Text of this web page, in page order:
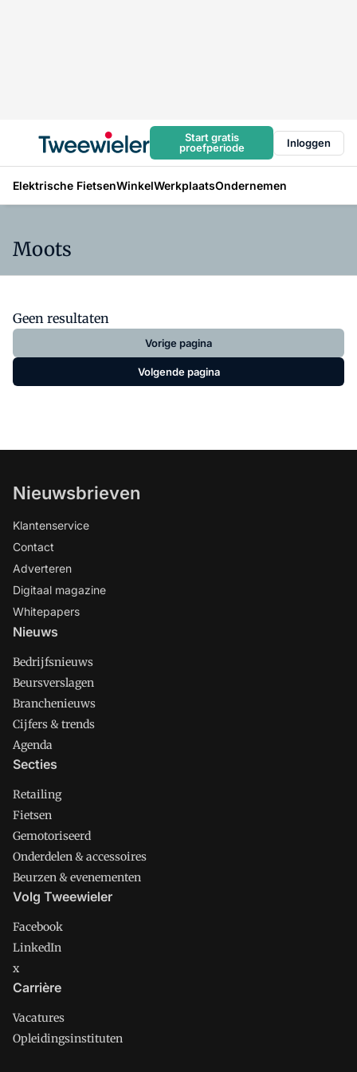
Start gratis
proefperiode
Inloggen
Elektrische FietsenWinkelWerkplaatsOndernemen
Moots
Geen resultaten
Vorige pagina
Volgende pagina
Nieuwsbrieven
Klantenservice
Contact
Adverteren
Digitaal magazine
Whitepapers
Nieuws
Bedrijfsnieuws
Beursverslagen
Branchenieuws
Cijfers & trends
Agenda
Secties
Retailing
Fietsen
Gemotoriseerd
Onderdelen & accessoires
Beurzen & evenementen
Volg Tweewieler
Facebook
LinkedIn
x
Carrière
Vacatures
Opleidingsinstituten